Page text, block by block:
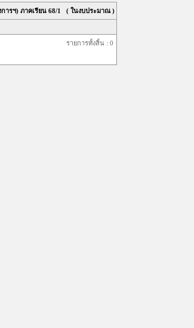
ารฯ) ภาคเรียน 68/1 ( ในงบประมาณ )
รายการทั้งสิ้น : 0